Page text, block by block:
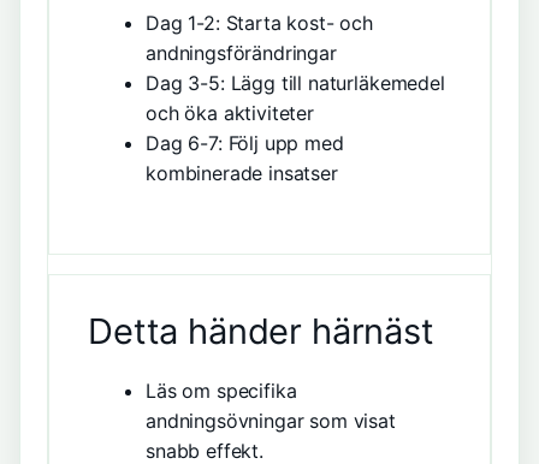
Dag 1-2: Starta kost- och
andningsförändringar
Dag 3-5: Lägg till naturläkemedel
och öka aktiviteter
Dag 6-7: Följ upp med
kombinerade insatser
Detta händer härnäst
Läs om specifika
andningsövningar som visat
snabb effekt.